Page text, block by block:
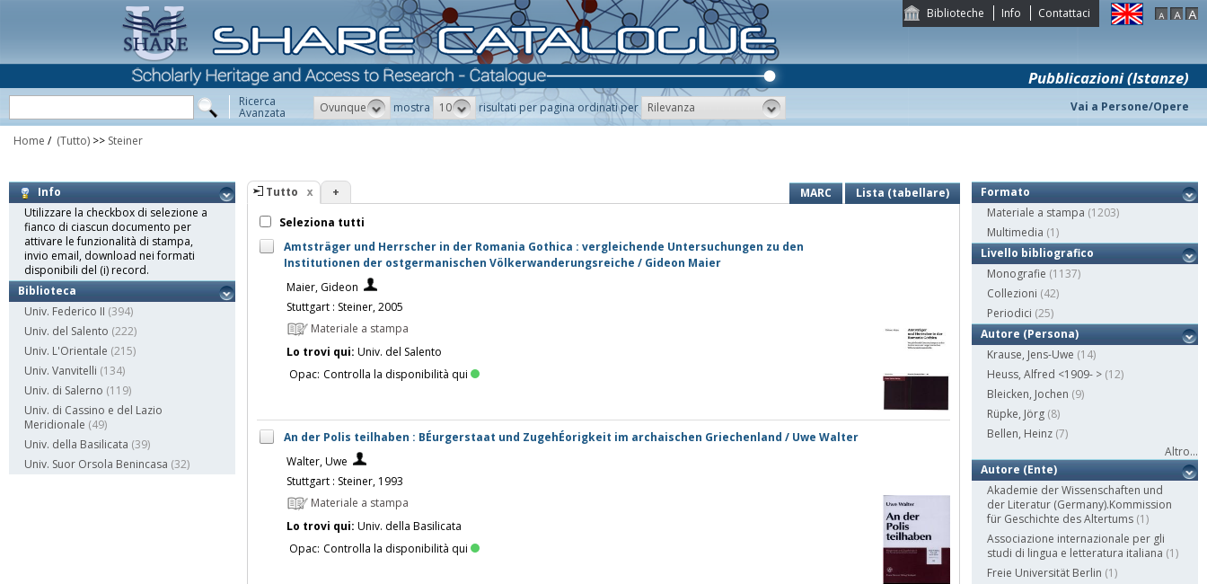
Biblioteche Info Contattaci
Pubblicazioni (Istanze)
Ricerca
Avanzata Ovunque mostra 10 risultati per pagina ordinati per Rilevanza Vai a Persone/Opere
Home / (Tutto) >> Steiner
Info
Utilizzare la checkbox di selezione a
fianco di ciascun documento per
attivare le funzionalità di stampa,
invio email, download nei formati
disponibili del (i) record.
Biblioteca
Univ. Federico II (394)
Univ. del Salento (222)
Univ. L'Orientale (215)
Univ. Vanvitelli (134)
Univ. di Salerno (119)
Univ. di Cassino e del Lazio
Meridionale (49)
Univ. della Basilicata (39)
Univ. Suor Orsola Benincasa (32)
Tutto + MARC
Lista (tabellare)
Seleziona tutti
Amtsträger und Herrscher in der Romania Gothica : vergleichende Untersuchungen zu den
Institutionen der ostgermanischen Völkerwanderungsreiche / Gideon Maier
Maier, Gideon
Stuttgart : Steiner, 2005
Materiale a stampa
Lo trovi qui: Univ. del Salento
Opac: Controlla la disponibilità qui
An der Polis teilhaben : BÉurgerstaat und ZugehÉorigkeit im archaischen Griechenland / Uwe Walter
Walter, Uwe
Stuttgart : Steiner, 1993
Materiale a stampa
Lo trovi qui: Univ. della Basilicata
Opac: Controlla la disponibilità qui
Formato
Materiale a stampa (1203)
Multimedia (1)
Livello bibliografico
Monografie (1137)
Collezioni (42)
Periodici (25)
Autore (Persona)
Krause, Jens-Uwe (14)
Heuss, Alfred <1909- > (12)
Bleicken, Jochen (9)
Rüpke, Jörg (8)
Bellen, Heinz (7)
Altro...
Autore (Ente)
Akademie der Wissenschaften und
der Literatur (Germany).Kommission
für Geschichte des Altertums (1)
Associazione internazionale per gli
studi di lingua e letteratura italiana (1)
Freie Universität Berlin (1)